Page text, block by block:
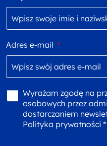
Adres e-mail *
Wyrażam zgodę na
osobowych przez
dostarczaniem
Polityka prywatności *